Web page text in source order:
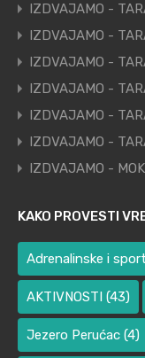
IZDVAJAMO -
IZDVAJAMO -
IZDVAJAMO -
IZDVAJAMO -
IZDVAJAMO -
IZDVAJAMO -
IZDVAJAMO -
KAKO PROVESTI
Adrenalinske i
AKTIVNOSTI (43)
Jezero Perućac (4)